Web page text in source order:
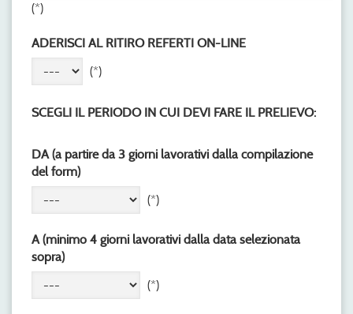
(*)
ADERISCI AL RITIRO REFERTI ON-LINE
(*)
SCEGLI IL PERIODO IN CUI DEVI FARE IL PRELIEVO:
DA (a partire da 3 giorni lavorativi dalla compilazione
del form)
(*)
A (minimo 4 giorni lavorativi dalla data selezionata
sopra)
(*)